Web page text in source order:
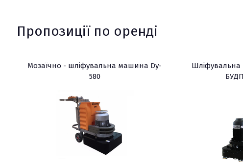
Пропозиції по оренді
Мозаїчно - шліфувальна машина Dy-
580